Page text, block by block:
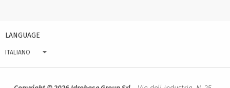
LANGUAGE
ITALIANO